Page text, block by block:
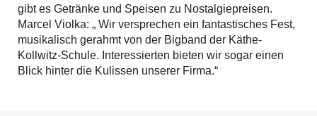
gibt es Getränke und Speisen zu Nostalgiepreisen.
Marcel Violka: „ Wir versprechen ein fantastisches Fest,
musikalisch gerahmt von der Bigband der Käthe-
Kollwitz-Schule. Interessierten bieten wir sogar einen
Blick hinter die Kulissen unserer Firma.“